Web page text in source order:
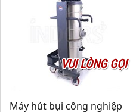
VUI LÒNG GỌI
Máy hút bụi công nghiệp